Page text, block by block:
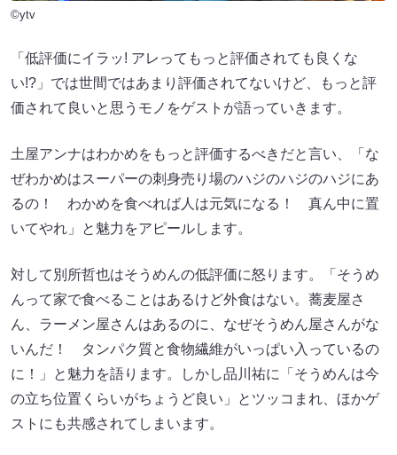
©ytv
「低評価にイラッ! アレってもっと評価されても良くな
い!?」では世間ではあまり評価されてないけど、もっと評
価されて良いと思うモノをゲストが語っていきます。
土屋アンナはわかめをもっと評価するべきだと言い、「な
ぜわかめはスーパーの刺身売り場のハジのハジのハジにあ
るの！ わかめを食べれば人は元気になる！ 真ん中に置
いてやれ」と魅力をアピールします。
対して別所哲也はそうめんの低評価に怒ります。「そうめ
んって家で食べることはあるけど外食はない。蕎麦屋さ
ん、ラーメン屋さんはあるのに、なぜそうめん屋さんがな
いんだ！ タンパク質と食物繊維がいっぱい入っているの
に！」と魅力を語ります。しかし品川祐に「そうめんは今
の立ち位置くらいがちょうど良い」とツッコまれ、ほかゲ
ストにも共感されてしまいます。